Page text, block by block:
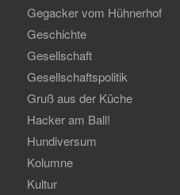
Gegacker vom Hühnerhof
Geschichte
Gesellschaft
Gesellschaftspolitik
Gruß aus der Küche
Hacker am Ball!
Hundiversum
Kolumne
Kultur